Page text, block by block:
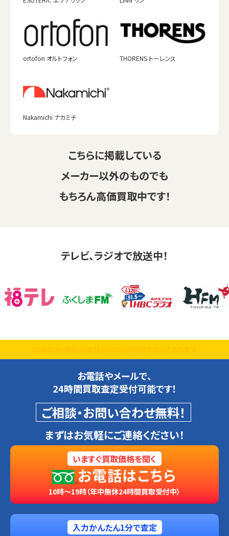
ortofon オルトフォン THORENS トーレンス
Nakamichi ナカミチ
こちらに掲載している
メーカー以外のものでも
もちろん高価買取中です！
テレビ、ラジオで放送中！
お電話やメールで、
24時間買取査定受付可能です！
ご相談・お問い合わせ無料！
まずはお気軽にご連絡ください！
いますぐ買取価格を聞く
お電話はこちら
10時～19時（年中無休24時間買取受付中）
入力かんたん1分で査定